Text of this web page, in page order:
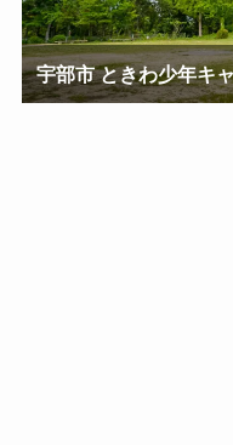
宇部市 ときわ少年キ